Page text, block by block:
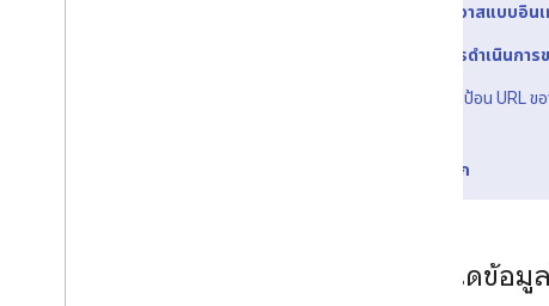
แคนวาสแบบอิน
การดำเนินก
: ป้อน URL
บันทึก
กำหนดข้อมู